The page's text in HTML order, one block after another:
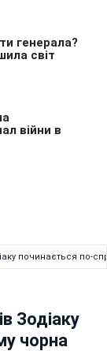
починається по-
Зодіаку
чорна